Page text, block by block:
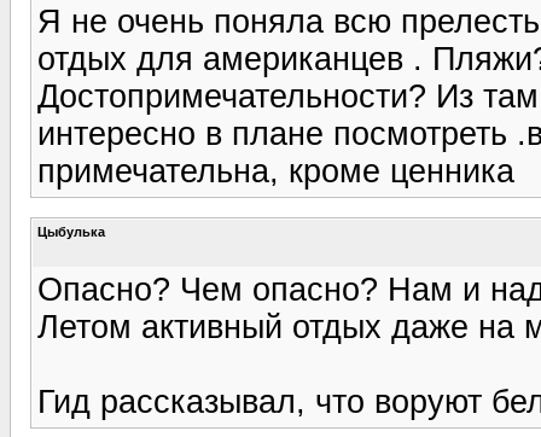
Я не очень поняла всю
отдых для американцев .
Достопримечательности? Из
интересно в плане
примечательна, кроме ценника
Цыбулька
Опасно? Чем опасно? Нам и
Летом активный отдых даже на
Гид рассказывал, что воруют